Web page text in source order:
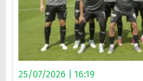
25/07/2026 | 16:19